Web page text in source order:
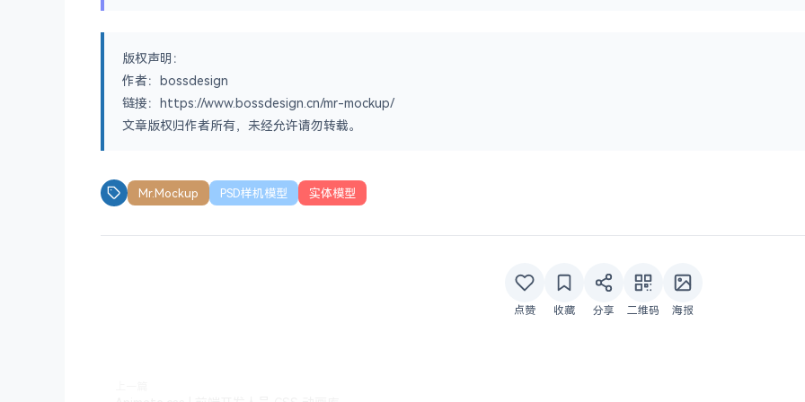
版权声明：
作者：bossdesign
链接：https://www.bossdesign.cn/mr-mockup/
文章版权归作者所有，未经允许请勿转载。
Mr.Mockup PSD样机模型 实体模型
点赞 收藏 分享 二维码 海报